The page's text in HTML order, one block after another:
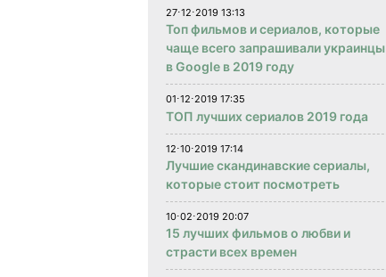
27⋅12⋅2019 13:13
Топ фильмов и сериалов, которые
чаще всего запрашивали украинцы
в Google в 2019 году
01⋅12⋅2019 17:35
ТОП лучших сериалов 2019 года
12⋅10⋅2019 17:14
Лучшие скандинавские сериалы,
которые стоит посмотреть
10⋅02⋅2019 20:07
15 лучших фильмов о любви и
страсти всех времен